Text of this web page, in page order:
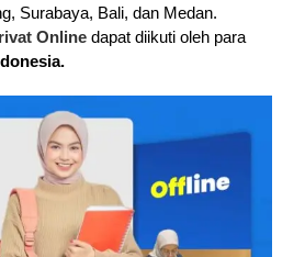
Surabaya, Bali, dan Medan.
Onlinedapat diikuti oleh para